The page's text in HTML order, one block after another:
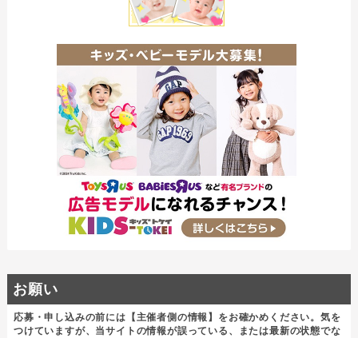
お願い
応募・申し込みの前には【主催者側の情報】をお確かめください。気を
つけていますが、当サイトの情報が誤っている、または最新の状態でな